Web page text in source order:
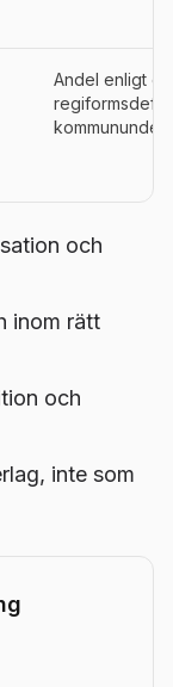
Andel enligt
och
inom rätt
och
inte som